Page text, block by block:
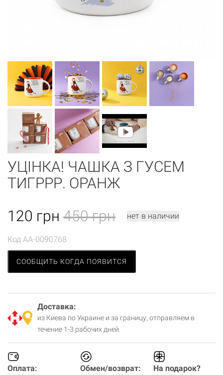
УЦІНКА! ЧАШКА З ГУСЕМ
ТИГРРР. ОРАНЖ
120 грн 450 грн нет в наличии
Код AA-0090768
СООБЩИТЬ КОГДА ПОЯВИТСЯ
Доставка:
из Киева по Украине и за границу, отправляем в
течение 1-3 рабочих дней.
Оплата: Обмен/возврат: На подарок?